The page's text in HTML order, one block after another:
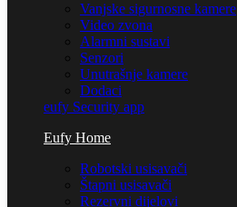
Vanjske sigurnosne kamere
Video zvona
Alarmni sustavi
Senzori
Unutrašnje kamere
Dodaci
eufy Security app
Eufy Home
Robotski usisavači
Štapni usisavači
Rezervni dijelovi